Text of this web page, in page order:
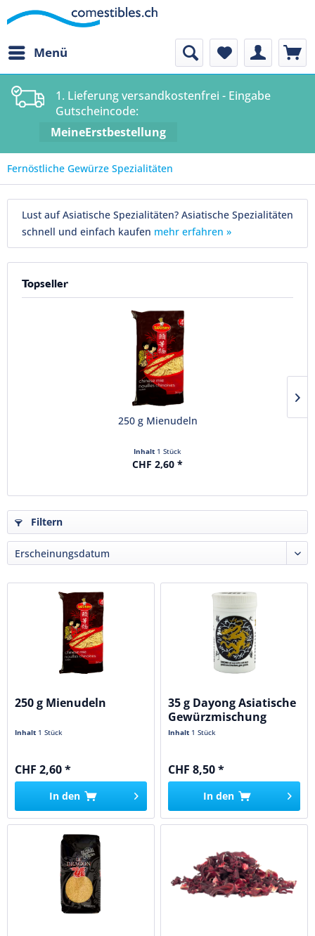
Menü
1. Lieferung versandkostenfrei - Eingabe
Gutscheincode:
MeineErstbestellung
Fernöstliche Gewürze Spezialitäten
Lust auf Asiatische Spezialitäten? Asiatische Spezialitäten
schnell und einfach kaufen mehr erfahren »
Topseller
250 g Mienudeln
Inhalt 1 Stück
CHF 2,60 *
Filtern
250 g Mienudeln
Inhalt 1 Stück
CHF 2,60 *
In den
35 g Dayong Asiatische
Gewürzmischung
Inhalt 1 Stück
CHF 8,50 *
In den